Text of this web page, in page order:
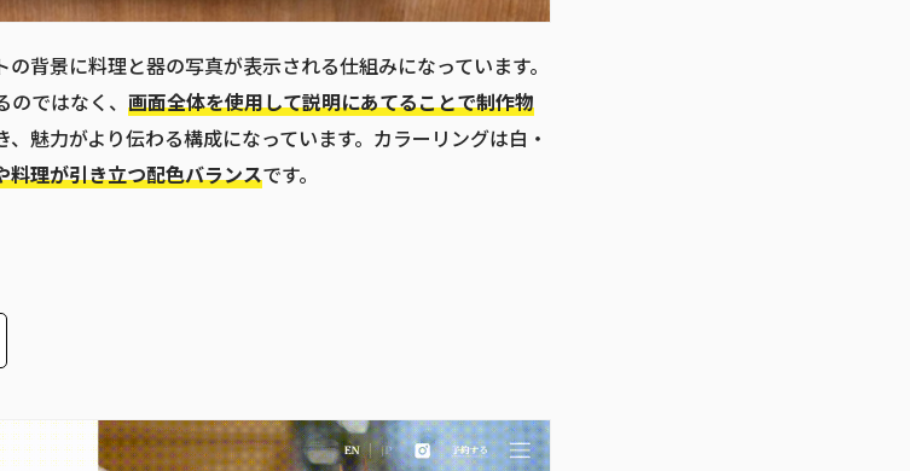
背景に料理と器の写真が表示される仕組みになっています。
ではなく、 画面全体を使用して説明にあてることで制作物
、魅力がより伝わる構成になっています。カラーリングは白・
料理が引き立つ配色バランスです。